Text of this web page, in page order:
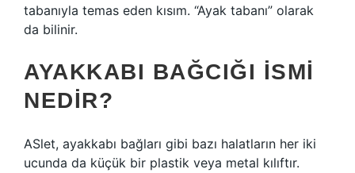
tabanıyla temas eden kısım. “Ayak tabanı” olarak
da bilinir.
AYAKKABI BAĞCIĞI ISMI
NEDIR?
ASlet, ayakkabı bağları gibi bazı halatların her iki
ucunda da küçük bir plastik veya metal kılıftır.